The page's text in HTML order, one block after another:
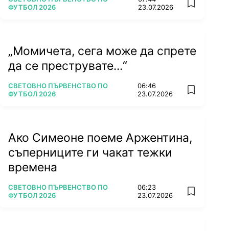
ФУТБОЛ 2026
23.07.2026
add
„Момичета, сега може да спрете
да се преструвате...“
ПОВЕЧЕ ОТ
СВЕТОВНО ПЪРВЕНСТВО ПО
ФУТБОЛ 2026
06:46
23.07.2026
add
Ако Симеоне поеме Аржентина,
съперниците ги чакат тежки
времена
ПОВЕЧЕ ОТ
СВЕТОВНО ПЪРВЕНСТВО ПО
ФУТБОЛ 2026
06:23
23.07.2026
add